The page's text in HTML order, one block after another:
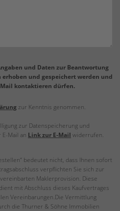
und Daten zur Beantwortung
und gespeichert werden und
kontaktieren dürfen.
zur Kenntnis genommen.
zur Datenspeicherung und
Mail an Link zur E-Mail widerrufen.
bedeutet nicht, dass Ihnen sofort
verpflichten Sie sich zur
Maklerprovision. Diese
mit Abschluss dieses Kaufvertrages
Vereinbarungen.Die Vermittlung
die Thurner & Söhne Immobilien